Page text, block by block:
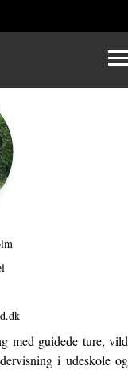
med guidede ture, vild
i udeskole og